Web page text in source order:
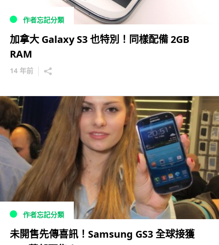
作者忘記分類
加拿大 Galaxy S3 也特別！同樣配備 2GB
RAM
14 年前
作者忘記分類
未開售先傳喜訊！Samsung GS3 全球接獲